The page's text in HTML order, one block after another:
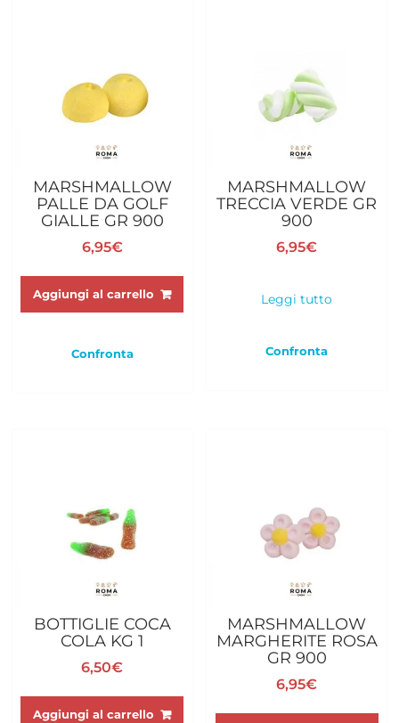
MARSHMALLOW
PALLE DA GOLF
GIALLE GR 900
6,95€
Aggiungi al carrello
Confronta
MARSHMALLOW
TRECCIA VERDE GR
900
6,95€
Leggi tutto
Confronta
BOTTIGLIE COCA
COLA KG 1
6,50€
Aggiungi al carrello
MARSHMALLOW
MARGHERITE ROSA
GR 900
6,95€